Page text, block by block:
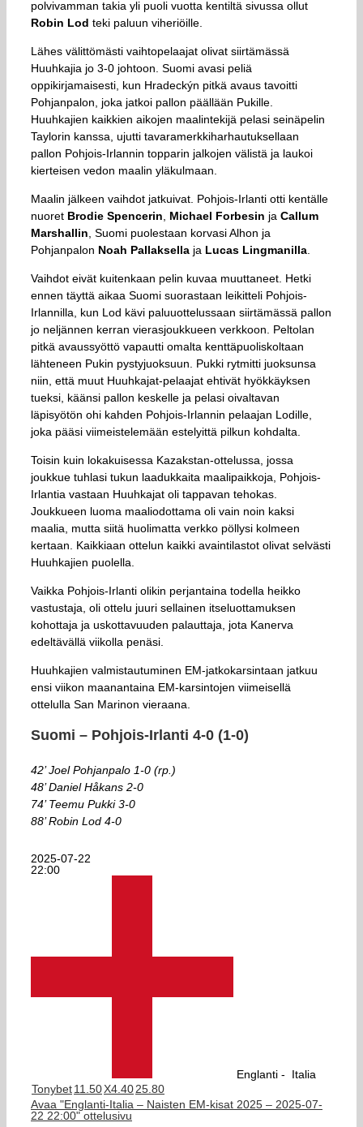
polvivamman takia yli puoli vuotta kentiltä sivussa ollut
Robin Lod teki paluun viheriöille.
Lähes välittömästi vaihtopelaajat olivat siirtämässä
Huuhkajia jo 3-0 johtoon. Suomi avasi peliä
oppikirjamaisesti, kun Hradeckýn pitkä avaus tavoitti
Pohjanpalon, joka jatkoi pallon päällään Pukille.
Huuhkajien kaikkien aikojen maalintekijä pelasi seinäpelin
Taylorin kanssa, ujutti tavaramerkkiharhautuksellaan
pallon Pohjois-Irlannin topparin jalkojen välistä ja laukoi
kierteisen vedon maalin yläkulmaan.
Maalin jälkeen vaihdot jatkuivat. Pohjois-Irlanti otti kentälle
nuoret Brodie Spencerin Michael Forbesin ja Callum
Marshallin , Suomi puolestaan korvasi Alhon ja
Pohjanpalon Noah Pallaksella ja Lucas Lingmanilla
Vaihdot eivät kuitenkaan pelin kuvaa muuttaneet. Hetki
ennen täyttä aikaa Suomi suorastaan leikitteli Pohjois-
Irlannilla, kun Lod kävi paluuottelussaan siirtämässä pallon
jo neljännen kerran vierasjoukkueen verkkoon. Peltolan
pitkä avaussyöttö vapautti omalta kenttäpuoliskoltaan
lähteneen Pukin pystyjuoksuun. Pukki rytmitti juoksunsa
niin, että muut Huuhkajat-pelaajat ehtivät hyökkäyksen
tueksi, käänsi pallon keskelle ja pelasi oivaltavan
läpisyötön ohi kahden Pohjois-Irlannin pelaajan Lodille,
joka pääsi viimeistelemään estelyittä pilkun kohdalta.
Toisin kuin lokakuisessa Kazakstan-ottelussa, jossa
joukkue tuhlasi tukun laadukkaita maalipaikkoja, Pohjois-
Irlantia vastaan Huuhkajat oli tappavan tehokas.
Joukkueen luoma maaliodottama oli vain noin kaksi
maalia, mutta siitä huolimatta verkko pöllysi kolmeen
kertaan. Kaikkiaan ottelun kaikki avaintilastot olivat selvästi
Huuhkajien puolella.
Vaikka Pohjois-Irlanti olikin perjantaina todella heikko
vastustaja, oli ottelu juuri sellainen itseluottamuksen
kohottaja ja uskottavuuden palauttaja, jota Kanerva
edeltävällä viikolla penäsi.
Huuhkajien valmistautuminen EM-jatkokarsintaan jatkuu
ensi viikon maanantaina EM-karsintojen viimeisellä
ottelulla San Marinon vieraana.
Suomi – Pohjois-Irlanti 4-0 (1-0)
42’ Joel Pohjanpalo 1-0 (rp.)
48’ Daniel Håkans 2-0
74’ Teemu Pukki 3-0
88’ Robin Lod 4-0
2025-07-22
22:00
Englanti -
Italia
Tonybet11.50X4.4025.80
Avaa "Englanti-Italia – Naisten EM-kisat 2025 – 2025-07-
22 22:00" ottelusivu